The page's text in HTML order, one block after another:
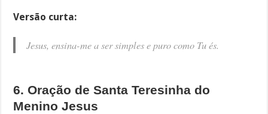
Versão curta:
Jesus, ensina-me a ser simples e puro como Tu és.
6. Oração de Santa Teresinha do
Menino Jesus